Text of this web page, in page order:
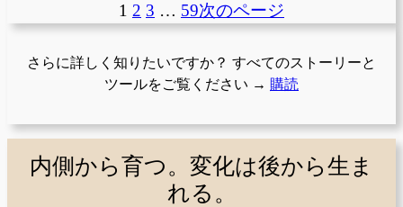
1 2 3 … 59次のページ
さらに詳しく知りたいですか？ すべてのストーリーと
ツールをご覧ください → 購読
内側から育つ。変化は後から生ま
れる。